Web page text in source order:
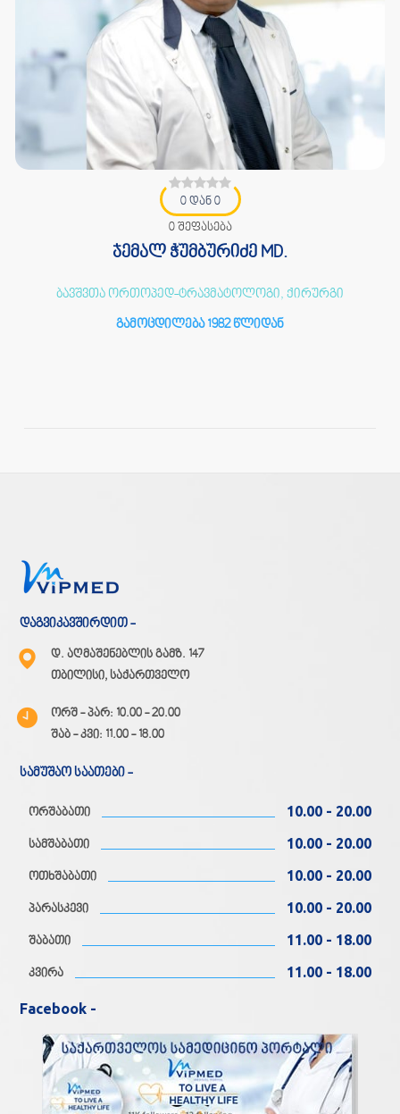
0 დან 0
0 შეფასება
ჯემალ ჭუმბურიძე MD.
ბავშვთა ორთოპედ-ტრავმატოლოგი, ქირურგი
გამოცდილება 1982 წლიდან
დაგვიკავშირდით -
დ. აღმაშენებლის გამზ. 147
თბილისი, საქართველო
ორშ - პარ: 10.00 - 20.00
შაბ - კვი: 11.00 - 18.00
სამუშაო საათები -
ორშაბათი 10.00 - 20.00
სამშაბათი 10.00 - 20.00
ოთხშაბათი 10.00 - 20.00
პარასკევი 10.00 - 20.00
შაბათი 11.00 - 18.00
კვირა 11.00 - 18.00
Facebook -